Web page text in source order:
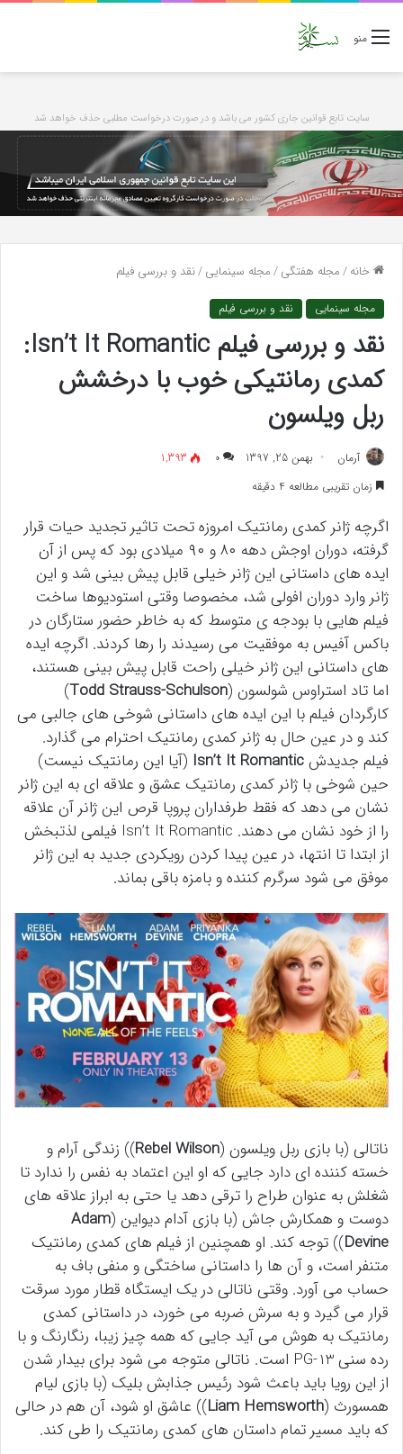
منو
سایت تابع قوانین جاری کشور می باشد و در صورت درخواست مطلبی حذف خواهد شد
خانه/مجله هفتگی/مجله سینمایی/نقد و بررسی فیلم
مجله سینمایی نقد و بررسی فیلم
نقد و بررسی فیلم Isn’t It Romantic:
کمدی رمانتیکی خوب با درخشش
ربل ویلسون
آرمان بهمن 25, 1397 ۰
1,393
زمان تقریبی مطالعه 4 دقیقه
اگرچه ژانر کمدی رمانتیک امروزه تحت تاثیر تجدید حیات قرار
گرفته، دوران اوجش دهه ۸۰ و ۹۰ میلادی بود که پس از آن
ایده های داستانی این ژانر خیلی قابل پیش بینی شد و این
ژانر وارد دوران افولی شد، مخصوصا وقتی استودیوها ساخت
فیلم هایی با بودجه ی متوسط که به خاطر حضور ستارگان در
باکس آفیس به موفقیت می رسیدند را رها کردند. اگرچه ایده
های داستانی این ژانر خیلی راحت قابل پیش بینی هستند،
اما تاد استراوس شولسون (Todd Strauss-Schulson
)
کارگردان فیلم با این ایده های داستانی شوخی های جالبی می
کند و در عین حال به ژانر کمدی رمانتیک احترام می گذارد.
فیلم جدیدشIsn’t It Romantic (آیا این رمانتیک نیست)
حین شوخی با ژانر کمدی رمانتیک عشق و علاقه ای به این ژانر
نشان می دهد که فقط طرفداران پروپا قرص این ژانر آن علاقه
را از خود نشان می دهند. Isn’t It Romantic فیلمی لذتبخش
از ابتدا تا انتها، در عین پیدا کردن رویکردی جدید به این ژانر
موفق می شود سرگرم کننده و بامزه باقی بماند.
ناتالی (با بازی ربل ویلسون (Rebel Wilson)) زندگی آرام و
خسته کننده ای دارد جایی که او این اعتماد به نفس را ندارد تا
شغلش به عنوان طراح را ترقی دهد یا حتی به ابراز علاقه های
دوست و همکارش جاش (با بازی آدام دیواین (Adam
Devine)) توجه کند. او همچنین از فیلم های کمدی رمانتیک
متنفر است، و آن ها را داستانی ساختگی و منفی باف به
حساب می آورد. وقتی ناتالی در یک ایستگاه قطار مورد سرقت
قرار می گیرد و به سرش ضربه می خورد، در داستانی کمدی
رمانتیک به هوش می آید جایی که همه چیز زیبا، رنگارنگ و با
رده سنی PG-13 است. ناتالی متوجه می شود برای بیدار شدن
از این رویا باید باعث شود رئیس جذابش بلیک (با بازی لیام
همسورث (Liam Hemsworth)) عاشق او شود، آن هم در حالی
که باید مسیر تمام داستان های کمدی رمانتیک را طی کند.